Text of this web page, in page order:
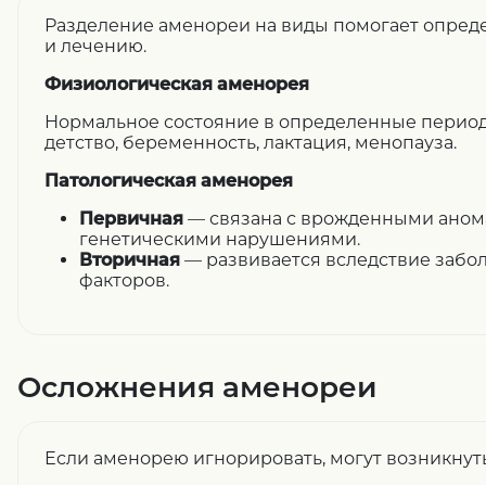
Разделение аменореи на виды помогает
и лечению.
Физиологическая аменорея
Нормальное состояние в определенные
детство, беременность, лактация, менопауза.
Патологическая аменорея
Первичная — связана с врожденными
генетическими нарушениями.
Вторичная — развивается вследствие
факторов.
Осложнения аменореи
Если аменорею игнорировать, могут